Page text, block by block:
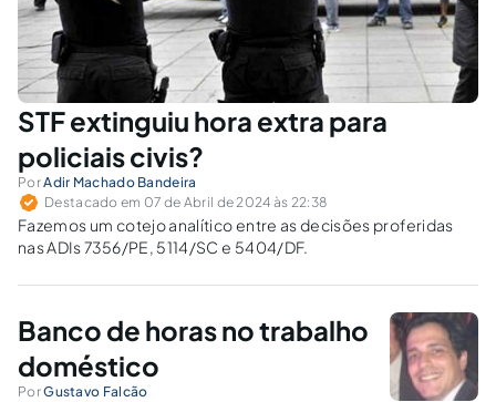
STF extinguiu hora extra para
policiais civis?
PorAdir Machado Bandeira
Destacado em 07 de Abril de 2024 às 22:38
Fazemos um cotejo analítico entre as decisões proferidas
nas ADIs 7356/PE, 5114/SC e 5404/DF.
Banco de horas no trabalho
doméstico
PorGustavo Falcão